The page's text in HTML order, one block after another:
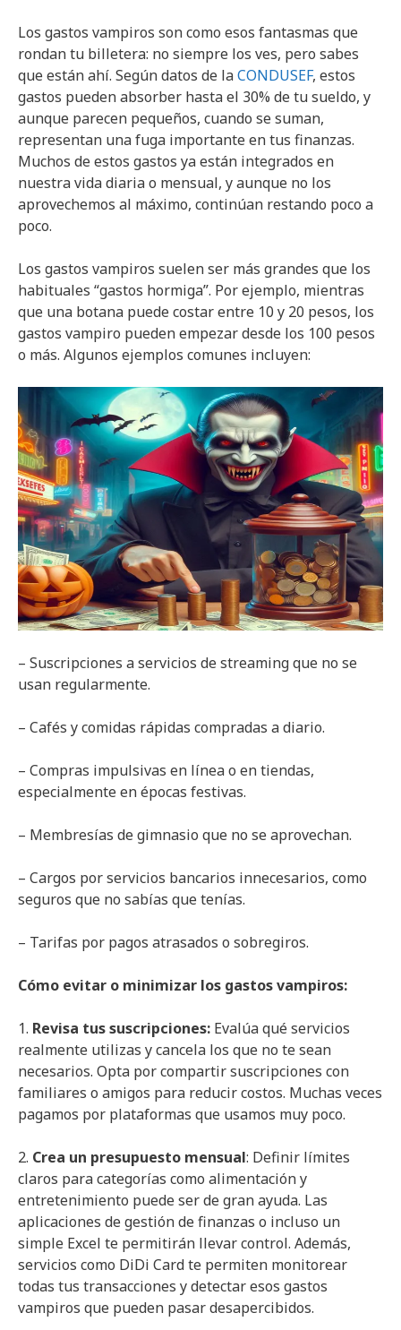
Los gastos vampiros son como esos fantasmas que
rondan tu billetera: no siempre los ves, pero sabes
que están ahí. Según datos de laCONDUSEF, estos
gastos pueden absorber hasta el 30% de tu sueldo, y
aunque parecen pequeños, cuando se suman,
representan una fuga importante en tus finanzas.
Muchos de estos gastos ya están integrados en
nuestra vida diaria o mensual, y aunque no los
aprovechemos al máximo, continúan restando poco a
poco.
Los gastos vampiros suelen ser más grandes que los
habituales “gastos hormiga”. Por ejemplo, mientras
que una botana puede costar entre 10 y 20 pesos, los
gastos vampiro pueden empezar desde los 100 pesos
o más. Algunos ejemplos comunes incluyen:
– Suscripciones a servicios de streaming que no se
usan regularmente.
– Cafés y comidas rápidas compradas a diario.
– Compras impulsivas en línea o en tiendas,
especialmente en épocas festivas.
– Membresías de gimnasio que no se aprovechan.
– Cargos por servicios bancarios innecesarios, como
seguros que no sabías que tenías.
– Tarifas por pagos atrasados o sobregiros.
Cómo evitar o minimizar los gastos vampiros:
1. Revisa tus suscripciones: Evalúa qué servicios
realmente utilizas y cancela los que no te sean
necesarios. Opta por compartir suscripciones con
familiares o amigos para reducir costos. Muchas veces
pagamos por plataformas que usamos muy poco.
2. Crea un presupuesto mensual: Definir límites
claros para categorías como alimentación y
entretenimiento puede ser de gran ayuda. Las
aplicaciones de gestión de finanzas o incluso un
simple Excel te permitirán llevar control. Además,
servicios como DiDi Card te permiten monitorear
todas tus transacciones y detectar esos gastos
vampiros que pueden pasar desapercibidos.